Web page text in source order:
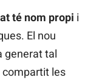
té nom propi i
El nou
generat tal
compartit les